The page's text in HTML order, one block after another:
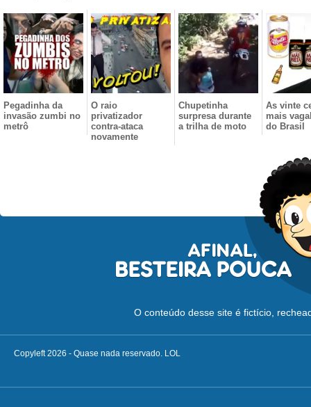
Pegadinha da
invasão zumbi no
metrô
O raio
privatizador
contra-ataca
novamente
Chupetinha
surpresa durante
a trilha de moto
As vinte
mais
do Brasil
O conteúdo desse site é fictício,
Copyleft 2026 - Quase nada reservado. LOL